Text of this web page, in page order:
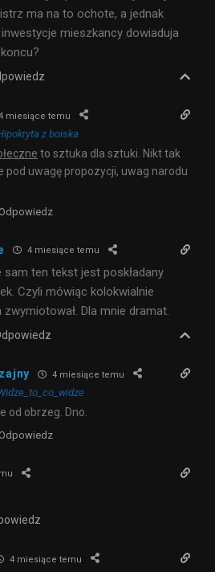
ma na to ochote, a jednak
mieszkancy dowiaduja
miesiące temu
z boiska
to sztuka dla sztuki. Nikt tak
pod uwagę propozycji, uwag narodu
Odpowiedz
4 miesiące temu
ten tekst jest poskładany
Czyli mówiąc kolokwialnie
Dla mnie dramat.
4 miesiące temu
od obrzeg. Dno.
Odpowiedz
4 miesiące temu